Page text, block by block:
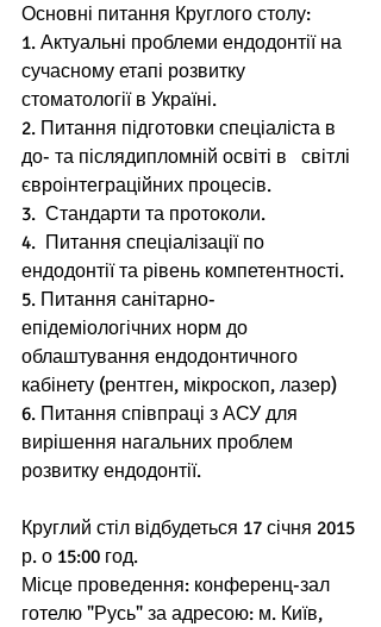
Основні питання Круглого столу:
1. Актуальні проблеми ендодонтії на
сучасному етапі розвитку
стоматології в Україні.
2. Питання підготовки спеціаліста в
до- та післядипломній освіті в   світлі
євроінтеграційних процесів.
3.  Стандарти та протоколи.
4.  Питання спеціалізації по
ендодонтії та рівень компетентності.
5. Питання санітарно-
епідеміологічних норм до
облаштування ендодонтичного
кабінету (рентген, мікроскоп, лазер)
6. Питання співпраці з АСУ для
вирішення нагальних проблем
розвитку ендодонтії.
Круглий стіл відбудеться 17 січня 2015
р. о 15:00 год.
Місце проведення: конференц-зал
готелю "Русь" за адресою: м. Київ,